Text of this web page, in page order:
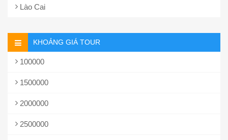
Lào Cai
KHOẢNG GIÁ TOUR
100000
1500000
2000000
2500000